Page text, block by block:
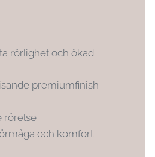
rörlighet och ökad
premiumfinish
rörelse
och komfort